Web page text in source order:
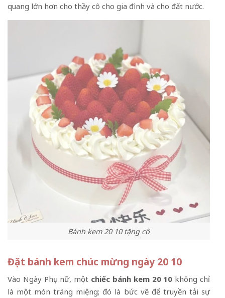
quang lớn hơn cho thầy cô cho gia đình và cho đất nước.
Bánh kem 20 10 tặng cô
Đặt bánh kem chúc mừng ngày 20 10
Vào Ngày Phụ nữ, một chiếc bánh kem 20 10 không chỉ
là một món tráng miệng; đó là bức vẽ để truyền tải sự